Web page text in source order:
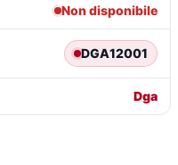
È:
€53,39.
Non disponibile
DGA12001
Dga